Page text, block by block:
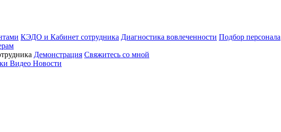
КЭДО и Кабинет сотрудника Диагностика вовлеченности Подбор персонала
Демонстрация Свяжитесь со мной
Видео Новости